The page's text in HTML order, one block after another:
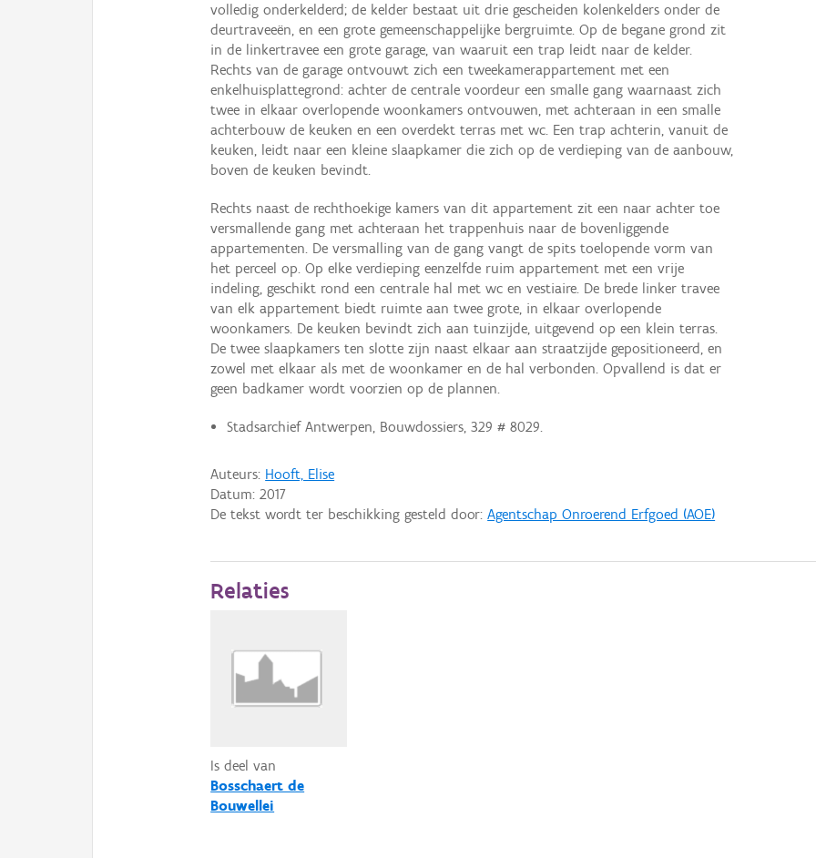
volledig onderkelderd; de kelder bestaat uit drie gescheiden kolenkelders onder de
deurtraveeën, en een grote gemeenschappelijke bergruimte. Op de begane grond zit
in de linkertravee een grote garage, van waaruit een trap leidt naar de kelder.
Rechts van de garage ontvouwt zich een tweekamerappartement met een
enkelhuisplattegrond: achter de centrale voordeur een smalle gang waarnaast zich
twee in elkaar overlopende woonkamers ontvouwen, met achteraan in een smalle
achterbouw de keuken en een overdekt terras met wc. Een trap achterin, vanuit de
keuken, leidt naar een kleine slaapkamer die zich op de verdieping van de aanbouw,
boven de keuken bevindt.
Rechts naast de rechthoekige kamers van dit appartement zit een naar achter toe
versmallende gang met achteraan het trappenhuis naar de bovenliggende
appartementen. De versmalling van de gang vangt de spits toelopende vorm van
het perceel op. Op elke verdieping eenzelfde ruim appartement met een vrije
indeling, geschikt rond een centrale hal met wc en vestiaire. De brede linker travee
van elk appartement biedt ruimte aan twee grote, in elkaar overlopende
woonkamers. De keuken bevindt zich aan tuinzijde, uitgevend op een klein terras.
De twee slaapkamers ten slotte zijn naast elkaar aan straatzijde gepositioneerd, en
zowel met elkaar als met de woonkamer en de hal verbonden. Opvallend is dat er
geen badkamer wordt voorzien op de plannen.
Stadsarchief Antwerpen, Bouwdossiers, 329 # 8029.
Auteurs: Hooft, Elise
Datum:2017
De tekst wordt ter beschikking gesteld door:Agentschap Onroerend Erfgoed (AOE)
Relaties
Is deel van
Bosschaert de
Bouwellei